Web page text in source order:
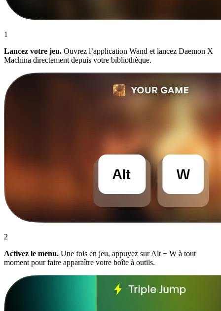
1
Lancez votre jeu. Ouvrez l’application Wand et lancez Daemon X
Machina directement depuis votre bibliothèque.
2
Activez le menu. Une fois en jeu, appuyez sur Alt + W à tout
moment pour faire apparaître votre boîte à outils.